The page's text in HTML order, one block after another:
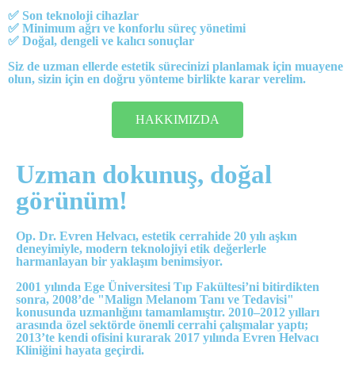
✅ Son teknoloji cihazlar
✅ Minimum ağrı ve konforlu süreç yönetimi
✅ Doğal, dengeli ve kalıcı sonuçlar
Siz de uzman ellerde estetik sürecinizi planlamak için muayene
olun, sizin için en doğru yönteme birlikte karar verelim.
HAKKIMIZDA
Uzman dokunuş, doğal
görünüm!
Op. Dr. Evren Helvacı, estetik cerrahide 20 yılı aşkın
deneyimiyle, modern teknolojiyi etik değerlerle
harmanlayan bir yaklaşım benimsiyor.
2001 yılında Ege Üniversitesi Tıp Fakültesi’ni bitirdikten
sonra, 2008’de "Malign Melanom Tanı ve Tedavisi"
konusunda uzmanlığını tamamlamıştır. 2010–2012 yılları
arasında özel sektörde önemli cerrahi çalışmalar yaptı;
2013’te kendi ofisini kurarak 2017 yılında Evren Helvacı
Kliniğini hayata geçirdi.